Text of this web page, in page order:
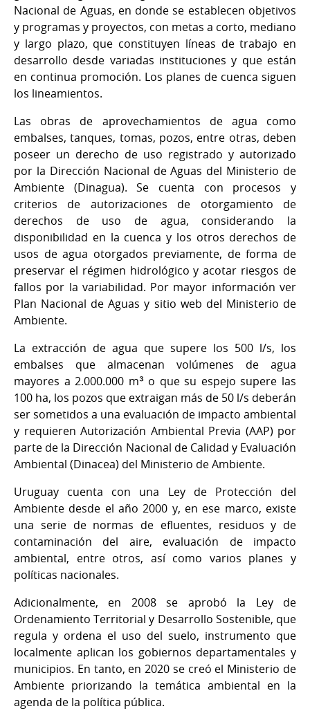
Nacional de Aguas, en donde se establecen objetivos
y programas y proyectos, con metas a corto, mediano
y largo plazo, que constituyen líneas de trabajo en
desarrollo desde variadas instituciones y que están
en continua promoción. Los planes de cuenca siguen
los lineamientos.
Las obras de aprovechamientos de agua como
embalses, tanques, tomas, pozos, entre otras, deben
poseer un derecho de uso registrado y autorizado
por la Dirección Nacional de Aguas del Ministerio de
Ambiente (Dinagua). Se cuenta con procesos y
criterios de autorizaciones de otorgamiento de
derechos de uso de agua, considerando la
disponibilidad en la cuenca y los otros derechos de
usos de agua otorgados previamente, de forma de
preservar el régimen hidrológico y acotar riesgos de
fallos por la variabilidad. Por mayor información ver
Plan Nacional de Aguas y sitio web del Ministerio de
Ambiente.
La extracción de agua que supere los 500 l/s, los
embalses que almacenan volúmenes de agua
mayores a 2.000.000 m³ o que su espejo supere las
100 ha, los pozos que extraigan más de 50 l/s deberán
ser sometidos a una evaluación de impacto ambiental
y requieren Autorización Ambiental Previa (AAP) por
parte de la Dirección Nacional de Calidad y Evaluación
Ambiental (Dinacea) del Ministerio de Ambiente.
Uruguay cuenta con una Ley de Protección del
Ambiente desde el año 2000 y, en ese marco, existe
una serie de normas de efluentes, residuos y de
contaminación del aire, evaluación de impacto
ambiental, entre otros, así como varios planes y
políticas nacionales.
Adicionalmente, en 2008 se aprobó la Ley de
Ordenamiento Territorial y Desarrollo Sostenible, que
regula y ordena el uso del suelo, instrumento que
localmente aplican los gobiernos departamentales y
municipios. En tanto, en 2020 se creó el Ministerio de
Ambiente priorizando la temática ambiental en la
agenda de la política pública.